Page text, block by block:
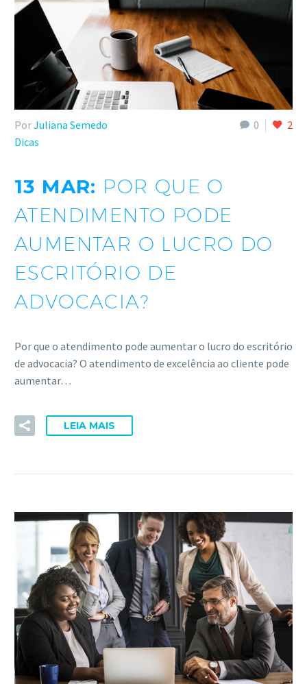
0 2
PorJuliana Semedo
Dicas
13 MAR: POR QUE O
ATENDIMENTO PODE
AUMENTAR O LUCRO DO
ESCRITÓRIO DE
ADVOCACIA?
Por que o atendimento pode aumentar o lucro do escritório
de advocacia? O atendimento de excelência ao cliente pode
aumentar…
LEIA MAIS